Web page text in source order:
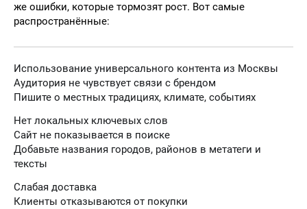
же ошибки, которые тормозят рост. Вот самые
распространённые:
Использование универсального контента из Москвы
Аудитория не чувствует связи с брендом
Пишите о местных традициях, климате, событиях
Нет локальных ключевых слов
Сайт не показывается в поиске
Добавьте названия городов, районов в метатеги и
тексты
Слабая доставка
Клиенты отказываются от покупки